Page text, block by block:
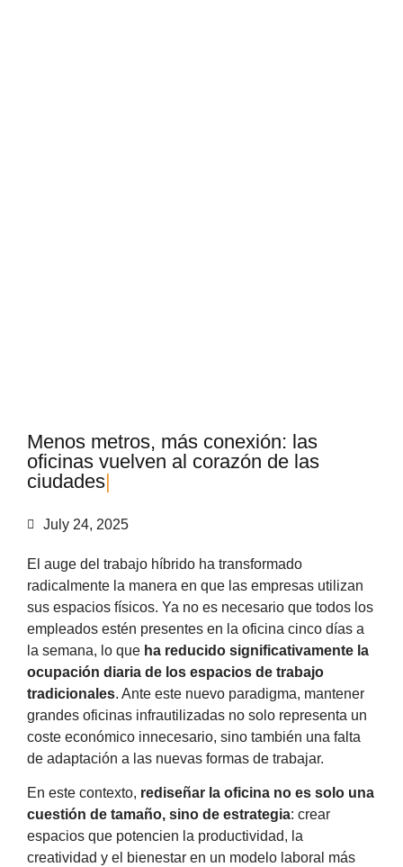
Menos metros, más conexión: las
oficinas vuelven al corazón de las
ciudades|
July 24, 2025
El auge del trabajo híbrido ha transformado
radicalmente la manera en que las empresas utilizan
sus espacios físicos. Ya no es necesario que todos los
empleados estén presentes en la oficina cinco días a
la semana, lo que ha reducido significativamente la
ocupación diaria de los espacios de trabajo
tradicionales. Ante este nuevo paradigma, mantener
grandes oficinas infrautilizadas no solo representa un
coste económico innecesario, sino también una falta
de adaptación a las nuevas formas de trabajar.
En este contexto, rediseñar la oficina no es solo una
cuestión de tamaño, sino de estrategia: crear
espacios que potencien la productividad, la
creatividad y el bienestar en un modelo laboral más